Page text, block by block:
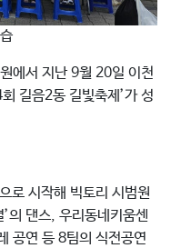
에서 지난 9월 20일 이천
길음2동 길빛축제’가 성
로 시작해 빅토리 시범원
의 댄스, 우리동네키움센
공연 등 8팀의 식전공연